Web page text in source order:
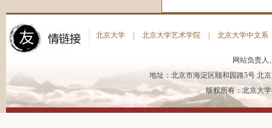
北京大学 | 北京大学艺术学院 | 北京大学中文系
网站负责人
地址：北京市海淀区颐和园路5号 北
版权所有：北京大